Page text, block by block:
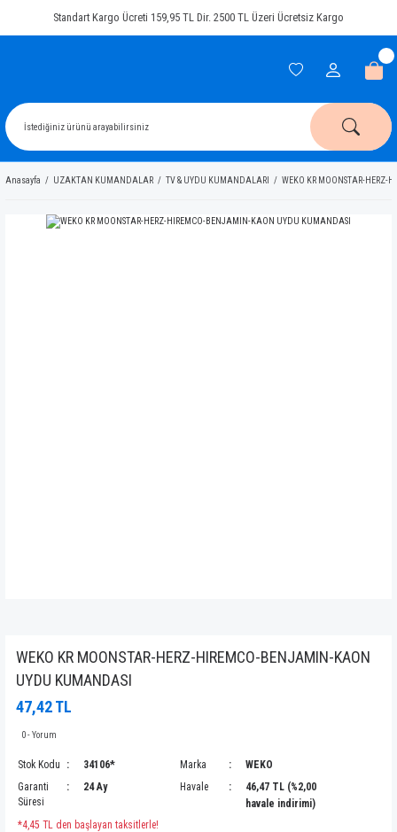
Standart Kargo Ücreti 159,95 TL Dir. 2500 TL Üzeri Ücretsiz Kargo
Anasayfa UZAKTAN KUMANDALAR TV & UYDU KUMANDALARI WEKO KR MOONSTAR-
WEKO KR MOONSTAR-HERZ-HIREMCO-BENJAMIN-KAON
UYDU KUMANDASI
47,42 TL
0 - Yorum
Stok Kodu 34106* Marka
WEKO
Garanti
Süresi
24 Ay Havale
46,47 TL (%2,00
havale indirimi)
*4,45 TL den başlayan taksitlerle!